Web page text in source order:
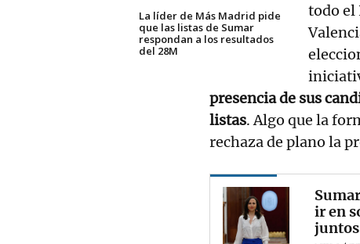
La líder de Más Madrid pide
que las listas de Sumar
respondan a los resultados
del 28M
todo el
presencia de sus
listas. Algo que la
rechaza de plano la
ir en
juntos